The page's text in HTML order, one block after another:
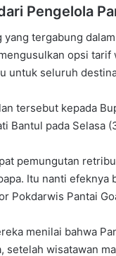
Pengelola
tergabung
opsi
untuk seluruh
tersebut kepada
Bantul pada Selasa
pemungutan
Itu nanti
Pokdarwis Pantai
menilai bahwa
setelah wisatawan